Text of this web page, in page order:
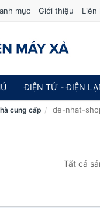
mục Giới thiệu Liên
ĐIỆN TỬ - ĐIỆN
cung cấp de-nhat-
Tất cả